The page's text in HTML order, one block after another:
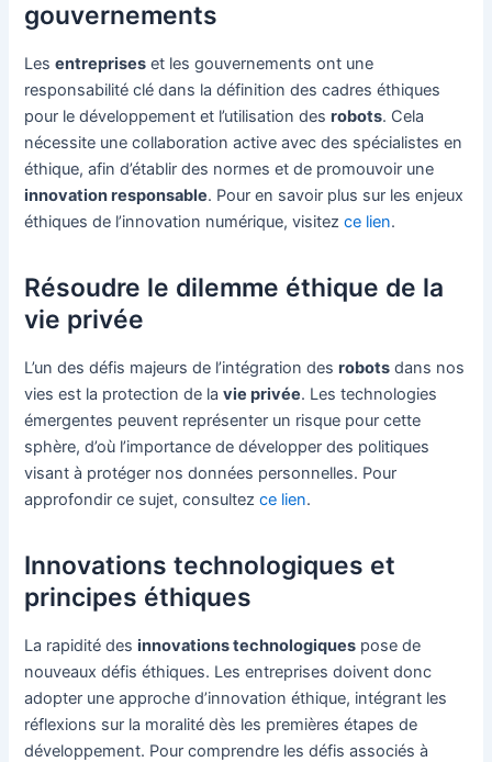
gouvernements
Lesentreprises et les gouvernements ont une
responsabilité clé dans la définition des cadres éthiques
pour le développement et l’utilisation desrobots. Cela
nécessite une collaboration active avec des spécialistes en
éthique, afin d’établir des normes et de promouvoir une
innovation responsable. Pour en savoir plus sur les enjeux
éthiques de l’innovation numérique, visitezce lien.
Résoudre le dilemme éthique de la
vie privée
L’un des défis majeurs de l’intégration desrobots dans nos
vies est la protection de lavie privée. Les technologies
émergentes peuvent représenter un risque pour cette
sphère, d’où l’importance de développer des politiques
visant à protéger nos données personnelles. Pour
approfondir ce sujet, consultezce lien.
Innovations technologiques et
principes éthiques
La rapidité desinnovations technologiques pose de
nouveaux défis éthiques. Les entreprises doivent donc
adopter une approche d’innovation éthique, intégrant les
réflexions sur la moralité dès les premières étapes de
développement. Pour comprendre les défis associés à